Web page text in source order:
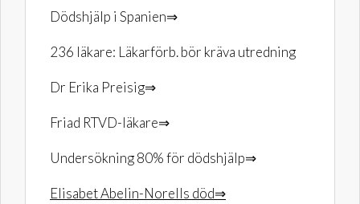
Dödshjälp i Spanien⇒
236 läkare: Läkarförb. bör kräva utredning
Dr Erika Preisig⇒
Friad RTVD-läkare⇒
Undersökning 80% för dödshjälp⇒
Elisabet Abelin-Norells död⇒